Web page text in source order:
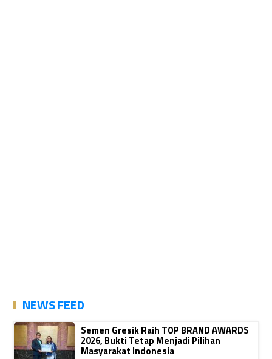
NEWS FEED
Semen Gresik Raih TOP BRAND AWARDS
2026, Bukti Tetap Menjadi Pilihan
Masyarakat Indonesia